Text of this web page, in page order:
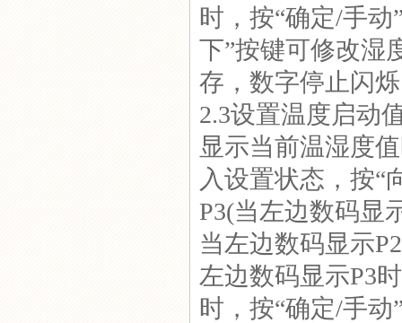
时，按“确定/手
下”按键可修改湿
存，数字停止闪
2.3设置温度启动
显示当前温湿度
入设置状态，按“
P3(当左边数码显
当左边数码显示
左边数码显示P3
时，按“确定/手